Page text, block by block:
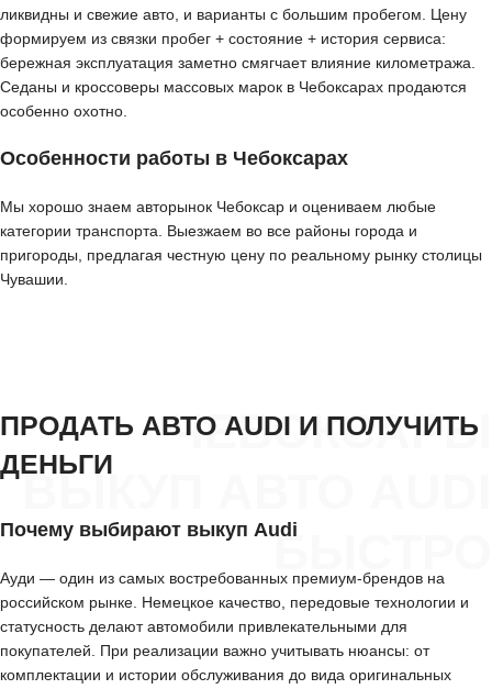
ликвидны и свежие авто, и варианты с большим пробегом. Цену
формируем из связки пробег + состояние + история сервиса:
бережная эксплуатация заметно смягчает влияние километража.
Седаны и кроссоверы массовых марок в Чебоксарах продаются
особенно охотно.
Особенности работы в Чебоксарах
Мы хорошо знаем авторынок Чебоксар и оцениваем любые
категории транспорта. Выезжаем во все районы города и
пригороды, предлагая честную цену по реальному рынку столицы
Чувашии.
ЧЕБОКСАРЫ
ВЫКУП АВТО AUDI
БЫСТРО
ПРОДАТЬ АВТО AUDI И ПОЛУЧИТЬ
ДЕНЬГИ
Почему выбирают выкуп Audi
Ауди — один из самых востребованных премиум-брендов на
российском рынке. Немецкое качество, передовые технологии и
статусность делают автомобили привлекательными для
покупателей. При реализации важно учитывать нюансы: от
комплектации и истории обслуживания до вида оригинальных